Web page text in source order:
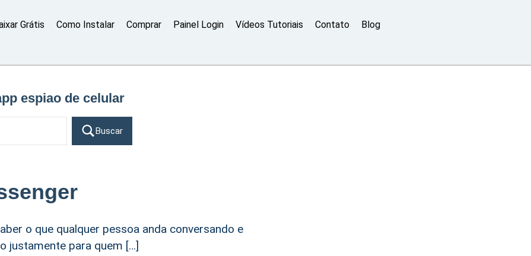
Grátis Como Instalar Comprar Painel Login Vídeos Tutoriais Contato Blog
espiao de celular
Buscar
o que qualquer pessoa anda conversando e
justamente para quem […]